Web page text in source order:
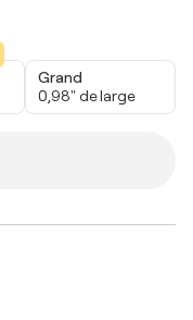
Grand
0,98" de large